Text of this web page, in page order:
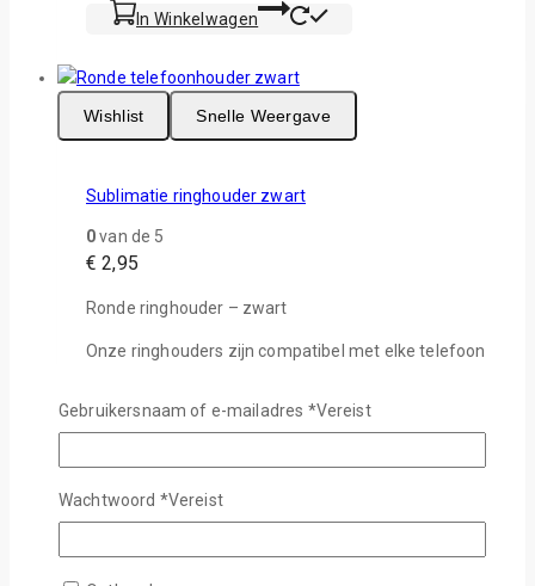
In Winkelwagen
Wishlist Snelle Weergave
Sublimatie ringhouder zwart
0van de 5
€ 2,95
Ronde ringhouder – zwart
Onze ringhouders zijn compatibel met elke telefoon
plaats te beveiligen terwijl u hem met één hand
gebruikt. Ervoor zorgen dat u uw apparaat niet laat
apparaten dan mobiele telefoons.
Gebruikersnaam of e-mailadres *Vereist
Wachtwoord *Vereist